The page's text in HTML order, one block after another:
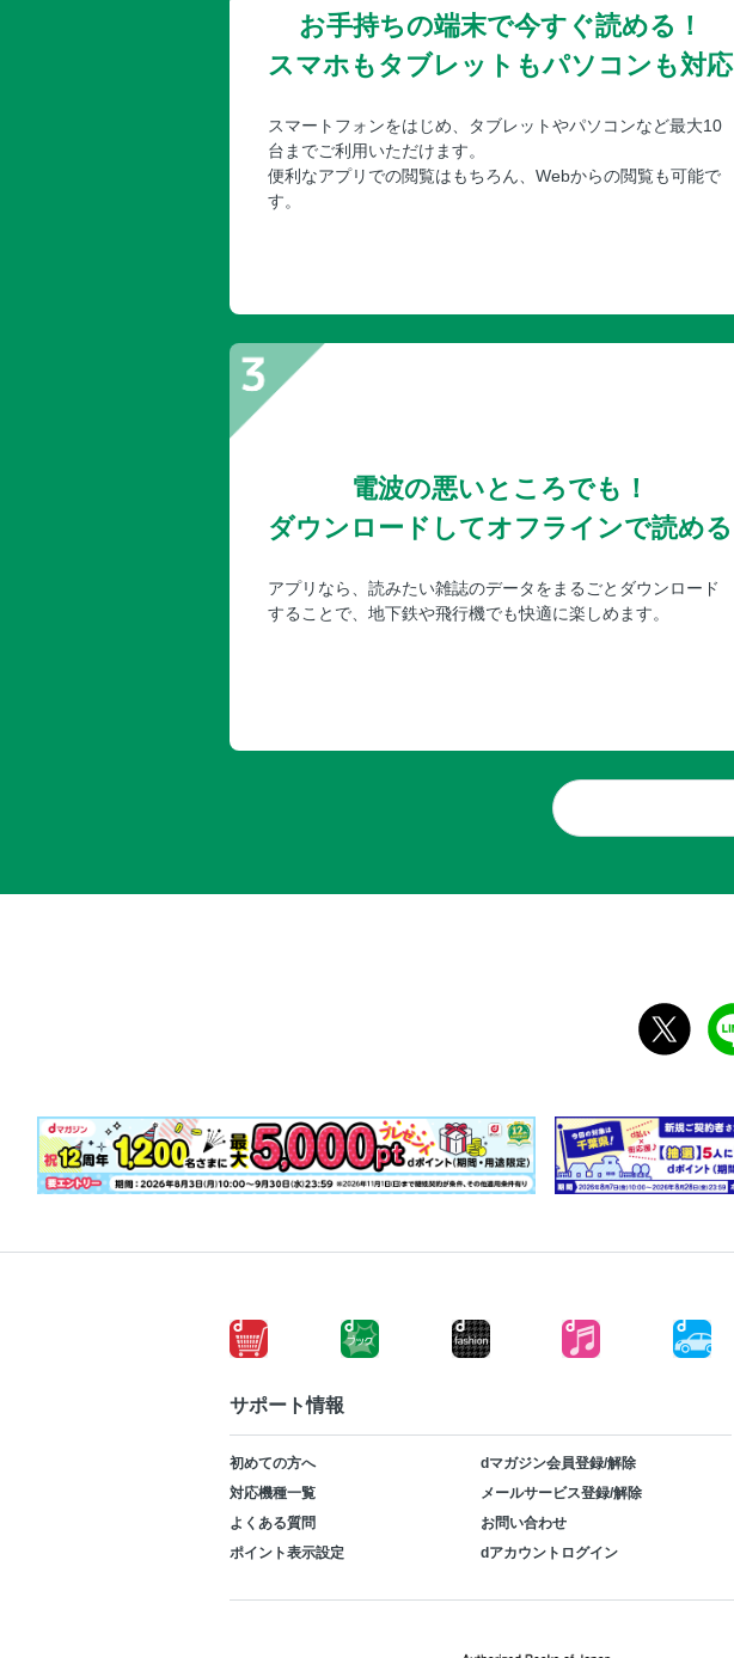
お手持ちの端末で今すぐ読める！
スマホもタブレットもパソコンも対応
スマートフォンをはじめ、タブレットやパソコンなど最大10
台までご利用いただけます。
便利なアプリでの閲覧はもちろん、Webからの閲覧も可能で
す。
電波の悪いところでも！
ダウンロードしてオフラインで読める
アプリなら、読みたい雑誌のデータをまるごとダウンロード
することで、地下鉄や飛行機でも快適に楽しめます。
サポート情報
初めての方へ
dマガジン会員登録/解除
対応機種一覧
メールサービス登録/解除
よくある質問
お問い合わせ
ポイント表示設定
dアカウントログイン